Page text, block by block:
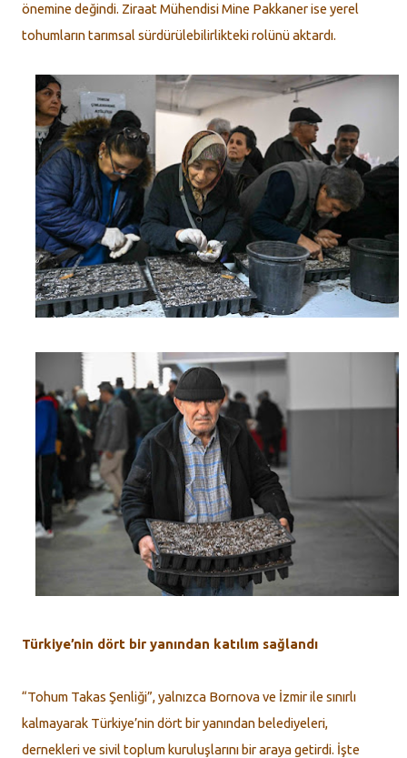
önemine değindi. Ziraat Mühendisi Mine Pakkaner ise yerel
tohumların tarımsal sürdürülebilirlikteki rolünü aktardı.
Türkiye’nin dört bir yanından katılım sağlandı
“Tohum Takas Şenliği”, yalnızca Bornova ve İzmir ile sınırlı
kalmayarak Türkiye’nin dört bir yanından belediyeleri,
dernekleri ve sivil toplum kuruluşlarını bir araya getirdi. İşte